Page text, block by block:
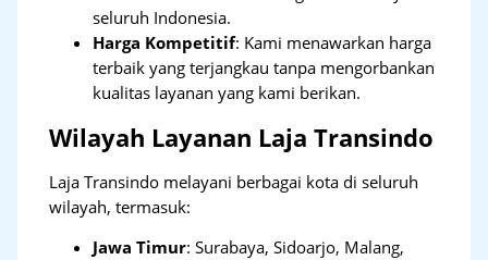
seluruh Indonesia.
Harga Kompetitif: Kami menawarkan harga
terbaik yang terjangkau tanpa mengorbankan
kualitas layanan yang kami berikan.
Wilayah Layanan Laja Transindo
Laja Transindo melayani berbagai kota di seluruh
wilayah, termasuk:
Jawa Timur:Surabaya, Sidoarjo, Malang,